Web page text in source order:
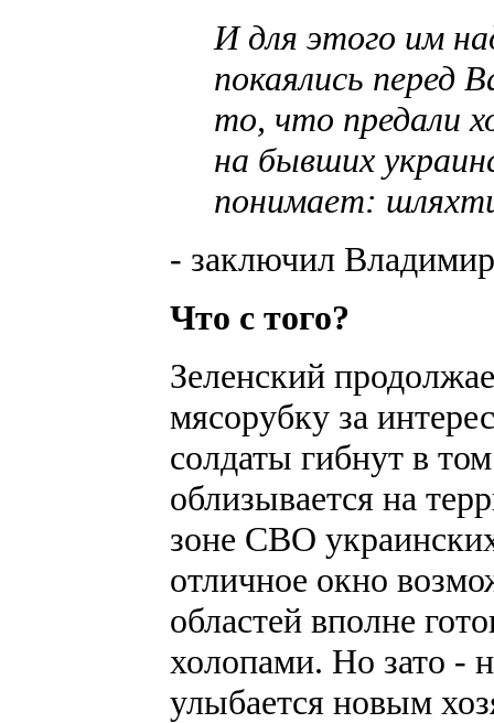
И для этого им
покаялись перед
то, что предали
на бывших
понимает:
- заключил
Что с того?
Зеленский
мясорубку за
солдаты гибнут в
облизывается на
зоне СВО
отличное окно
областей вполне
холопами. Но зато -
улыбается новым